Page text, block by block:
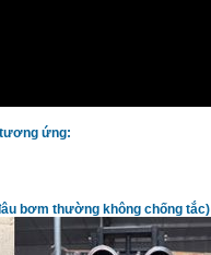
tương ứng:
bơm thường không chống tắc)